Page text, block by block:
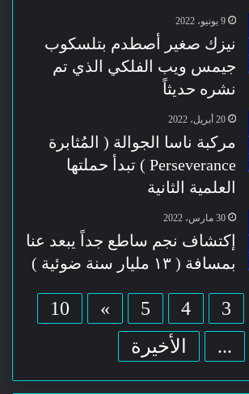
9 يونيو، 2022
نيزك صغير أصطدم بتلسكوب
جيمس ويب الفلكي الذي تم
نشره حديثاً
20 أبريل، 2022
مركبة ناسا الجوالة ( المُثابرة
Perseverance ) تبدأ حملتها
العلمية الثانية
30 مارس، 2022
إكتشاف نجم ساطع جداً يبعد عنا
بمسافة ( ١٣ مليار سنة ضوئية )
3
4
5
»
10
...
الأخيرة